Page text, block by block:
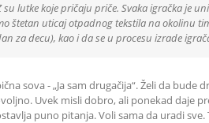
su lutke koje pričaju priče. Svaka igračka je
štetan uticaj otpadnog tekstila na okolinu
za decu), kao i da se u procesu izrade
sova - „Ja sam drugačija“. Želi da
Uvek misli dobro, ali ponekad daje
puno pitanja. Voli sama da uradi